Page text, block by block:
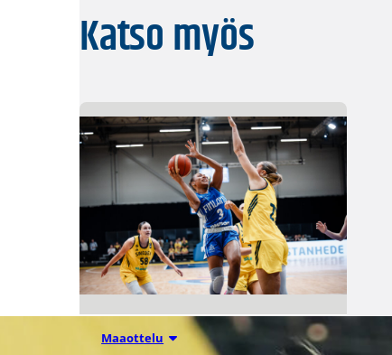
Katso myös
Maaottelu 07.08.2026 21:42